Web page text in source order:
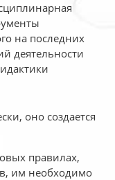
на последних
деятельности
оно создается
правилах,
им необходимо